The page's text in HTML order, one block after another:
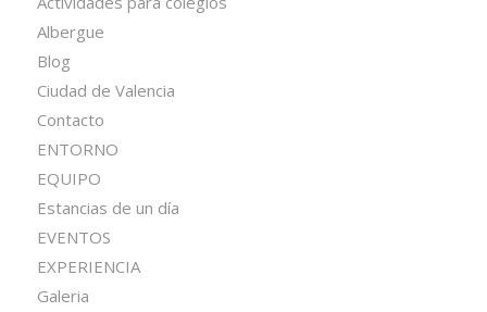
Albergue
Blog
Ciudad de Valencia
Contacto
ENTORNO
EQUIPO
Estancias de un día
EVENTOS
EXPERIENCIA
Galeria